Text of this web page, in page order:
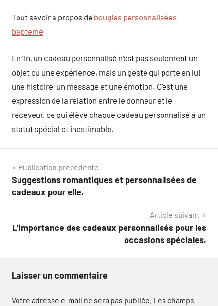
Tout savoir à propos de bougies personnalisées
bapteme
Enfin, un cadeau personnalisé n’est pas seulement un
objet ou une expérience, mais un geste qui porte en lui
une histoire, un message et une émotion. C’est une
expression de la relation entre le donneur et le
receveur, ce qui élève chaque cadeau personnalisé à un
statut spécial et inestimable.
Navigation
de
Publication précédente
Suggestions romantiques et personnalisées de
cadeaux pour elle.
Article suivant
L’importance des cadeaux personnalisés pour les
occasions spéciales.
Laisser un commentaire
Votre adresse e-mail ne sera pas publiée. Les champs